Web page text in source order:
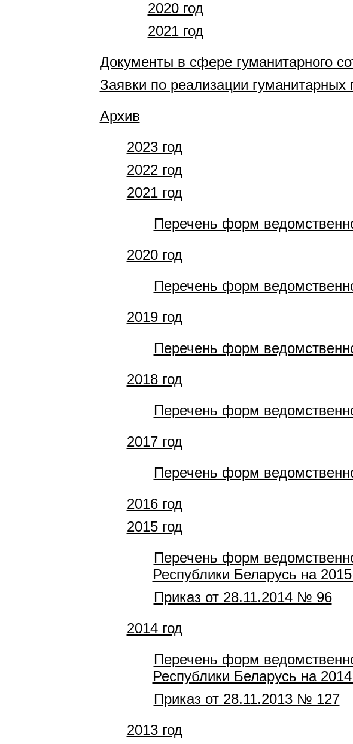
2020 год
2021 год
Документы в сфере гуманитарного
Заявки по реализации
Архив
2023 год
2022 год
2021 год
Перечень форм
2020 год
Перечень форм
2019 год
Перечень форм
2018 год
Перечень форм
2017 год
Перечень форм
2016 год
2015 год
Перечень форм
Республики Беларусь на 2015
Приказ от 28.11.2014 № 96
2014 год
Перечень форм
Республики Беларусь на 2014
Приказ от 28.11.2013 № 127
2013 год